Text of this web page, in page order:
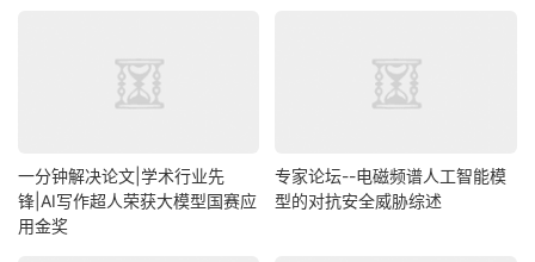
一分钟解决论文|学术行业先
锋|AI写作超人荣获大模型国赛应
用金奖
专家论坛--电磁频谱人工智能模
型的对抗安全威胁综述